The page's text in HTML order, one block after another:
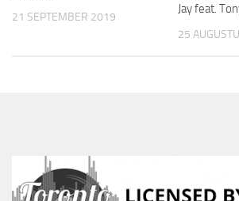
21 SEPTEMBER 2019
Jay feat.
25